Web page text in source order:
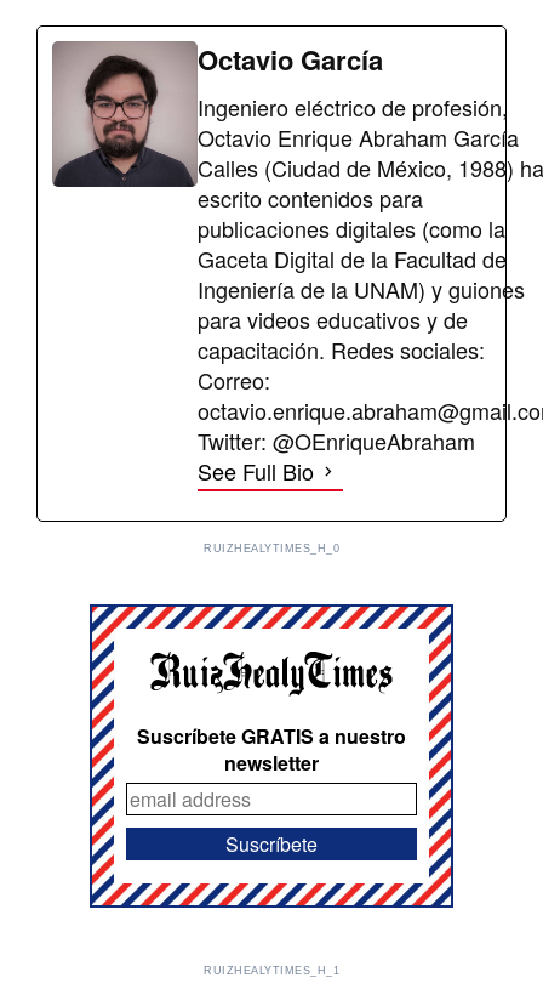
Octavio García
Ingeniero eléctrico de profesión,
Octavio Enrique Abraham García
Calles (Ciudad de México, 1988) ha
escrito contenidos para
publicaciones digitales (como la
Gaceta Digital de la Facultad de
Ingeniería de la UNAM) y guiones
para videos educativos y de
capacitación. Redes sociales:
Correo:
Twitter: @OEnriqueAbraham
See Full Bio
RUIZHEALYTIMES_H_0
Suscríbete GRATIS a nuestro
newsletter
RUIZHEALYTIMES_H_1